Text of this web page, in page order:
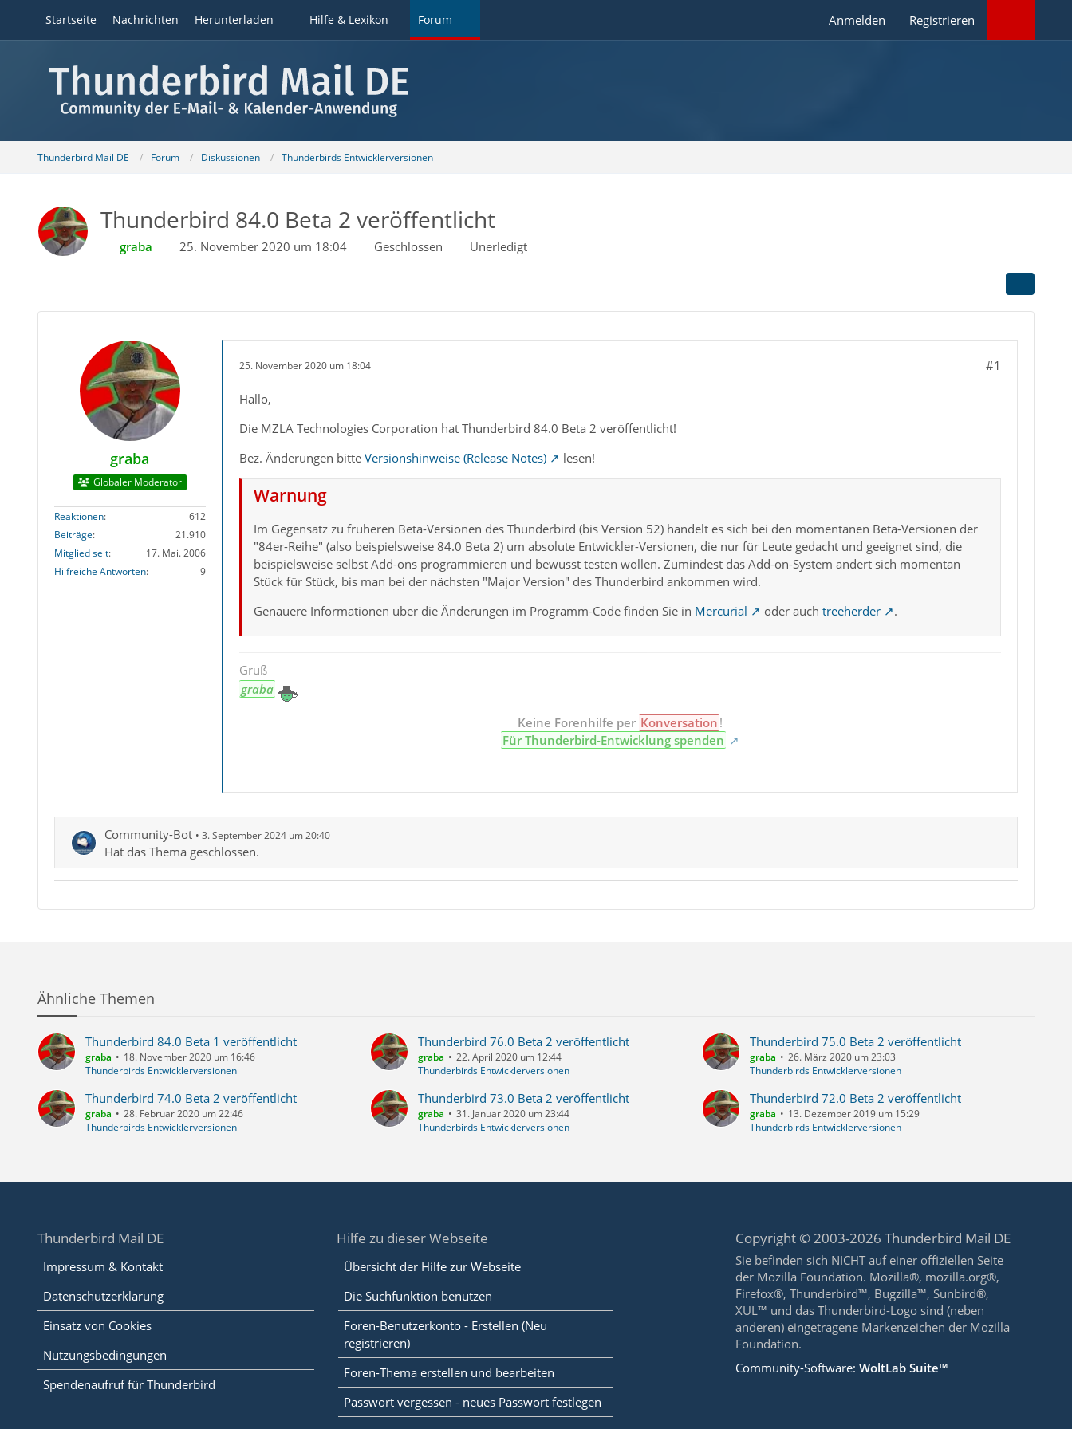
Startseite Nachrichten Herunterladen Hilfe & Lexikon Forum Anmelden Registrieren
Thunderbird Mail DE Forum Diskussionen Thunderbirds Entwicklerversionen
Thunderbird 84.0 Beta 2 veröffentlicht
graba 25. November 2020 um 18:04 Geschlossen Unerledigt
graba
Globaler Moderator
Reaktionen
612
Beiträge
21.910
Mitglied seit
17. Mai. 2006
Hilfreiche Antworten
9
25. November 2020 um 18:04 #1
Hallo,
Die MZLA Technologies Corporation hat Thunderbird 84.0 Beta 2 veröffentlicht!
Bez. Änderungen bitte Versionshinweise (Release Notes) lesen!
Warnung
Im Gegensatz zu früheren Beta-Versionen des Thunderbird (bis Version 52) handelt es sich bei den momentanen Beta-Versionen der
"84er-Reihe" (also beispielsweise 84.0 Beta 2) um absolute Entwickler-Versionen, die nur für Leute gedacht und geeignet sind, die
beispielsweise selbst Add-ons programmieren und bewusst testen wollen. Zumindest das Add-on-System ändert sich momentan
Stück für Stück, bis man bei der nächsten "Major Version" des Thunderbird ankommen wird.
Genauere Informationen über die Änderungen im Programm-Code finden Sie in Mercurial oder auch treeherder .
Gruß
graba
Keine Forenhilfe per Konversation !
Für Thunderbird-Entwicklung spenden
Community-Bot 3. September 2024 um 20:40
Hat das Thema geschlossen.
Ähnliche Themen
Thunderbird 84.0 Beta 1 veröffentlicht
graba
18. November 2020 um 16:46
Thunderbirds Entwicklerversionen
Thunderbird 76.0 Beta 2 veröffentlicht
graba
22. April 2020 um 12:44
Thunderbirds Entwicklerversionen
Thunderbird 75.0 Beta 2 veröffentlicht
graba
26. März 2020 um 23:03
Thunderbirds Entwicklerversionen
Thunderbird 74.0 Beta 2 veröffentlicht
graba
28. Februar 2020 um 22:46
Thunderbirds Entwicklerversionen
Thunderbird 73.0 Beta 2 veröffentlicht
graba
31. Januar 2020 um 23:44
Thunderbirds Entwicklerversionen
Thunderbird 72.0 Beta 2 veröffentlicht
graba
13. Dezember 2019 um 15:29
Thunderbirds Entwicklerversionen
Thunderbird Mail DE
Impressum & Kontakt
Datenschutzerklärung
Einsatz von Cookies
Nutzungsbedingungen
Spendenaufruf für Thunderbird
Hilfe zu dieser Webseite
Übersicht der Hilfe zur Webseite
Die Suchfunktion benutzen
Foren-Benutzerkonto - Erstellen (Neu
registrieren)
Foren-Thema erstellen und bearbeiten
Passwort vergessen - neues Passwort festlegen
Copyright © 2003-2026 Thunderbird Mail DE
Sie befinden sich NICHT auf einer offiziellen Seite
der Mozilla Foundation. Mozilla®, mozilla.org®,
Firefox®, Thunderbird™, Bugzilla™, Sunbird®,
XUL™ und das Thunderbird-Logo sind (neben
anderen) eingetragene Markenzeichen der Mozilla
Foundation.
Community-Software:WoltLab Suite™